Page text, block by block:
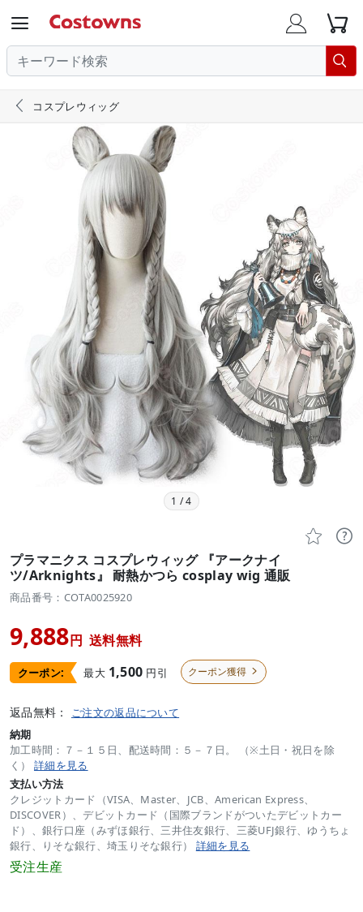
  

 コスプレウィッグ
1 /4
 
プラマニクス コスプレウィッグ 『アークナイ
ツ/Arknights』 耐熱かつら cosplay wig 通販
商品番号：COTA0025920
9,888円 送料無料
クーポン: 最大 1,500 円引 クーポン獲得 
返品無料： ご注文の返品について
納期
加工時間：７－１５日、配送時間：５－７日。 （※土日・祝日を除
く） 詳細を見る
支払い方法
クレジットカード（VISA、Master、JCB、American Express、
DISCOVER）、デビットカード（国際ブランドがついたデビットカー
ド）、銀行口座（みずほ銀行、三井住友銀行、三菱UFJ銀行、ゆうちょ
銀行、りそな銀行、埼玉りそな銀行） 詳細を見る
受注生産